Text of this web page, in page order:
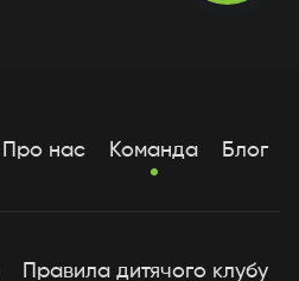
Про нас Команда Блог
Правила дитячого клубу